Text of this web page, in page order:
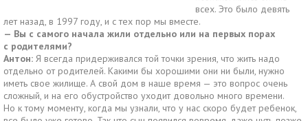
всех. Это было девять
лет назад, в 1997 году, и с тех пор мы вместе.
— Вы с самого начала жили отдельно или на первых порах
с родителями?
Антон: Я всегда придерживался той точки зрения, что жить надо
отдельно от родителей. Какими бы хорошими они ни были, нужно
иметь свое жилище. А свой дом в наше время — это вопрос очень
сложный, и на его обустройство уходит довольно много времени.
Но к тому моменту, когда мы узнали, что у нас скоро будет ребенок,